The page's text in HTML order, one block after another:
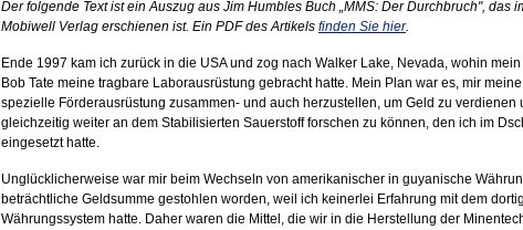
Der folgende Text ist ein Auszug aus Jim Humbles Buch „MMS: Der Durchbruch", das
Mobiwell Verlag erschienen ist. Ein PDF des Artikels finden Sie hier.
Ende 1997 kam ich zurück in die USA und zog nach Walker Lake, Nevada, wohin
Bob Tate meine tragbare Laborausrüstung gebracht hatte. Mein Plan war es, mir
spezielle Förderausrüstung zusammen- und auch herzustellen, um Geld zu verdienen
gleichzeitig weiter an dem Stabilisierten Sauerstoff forschen zu können, den ich im
eingesetzt hatte.
Unglücklicherweise war mir beim Wechseln von amerikanischer in guyanische
beträchtliche Geldsumme gestohlen worden, weil ich keinerlei Erfahrung mit dem
Währungssystem hatte. Daher waren die Mittel, die wir in die Herstellung der